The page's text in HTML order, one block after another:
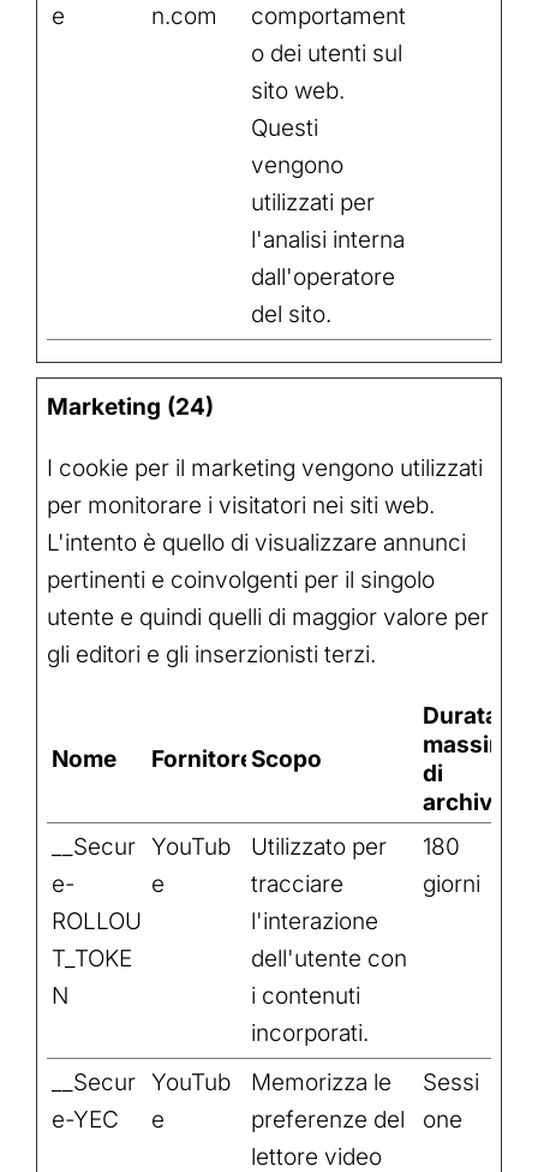
e
n.com
comportament
o dei utenti sul
sito web.
Questi
vengono
utilizzati per
l'analisi interna
dall'operatore
del sito.
Marketing (24)
I cookie per il marketing vengono utilizzati
per monitorare i visitatori nei siti web.
L'intento è quello di visualizzare annunci
pertinenti e coinvolgenti per il singolo
utente e quindi quelli di maggior valore per
gli editori e gli inserzionisti terzi.
Nome FornitoreScopo
Durata
massima
di
__Secur
e-
ROLLOU
T_TOKE
N
YouTub
e
Utilizzato per
tracciare
l'interazione
dell'utente con
i contenuti
incorporati.
180
giorni
__Secur
e-YEC
YouTub
e
Memorizza le
preferenze del
lettore video
Sessi
one